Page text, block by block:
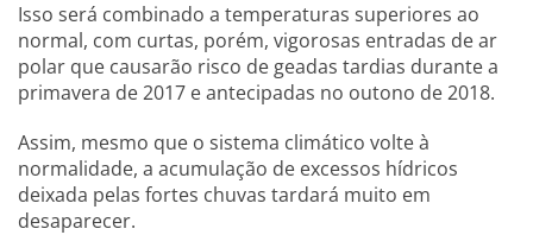
Isso será combinado a temperaturas superiores ao
normal, com curtas, porém, vigorosas entradas de ar
polar que causarão risco de geadas tardias durante a
primavera de 2017 e antecipadas no outono de 2018.
Assim, mesmo que o sistema climático volte à
normalidade, a acumulação de excessos hídricos
deixada pelas fortes chuvas tardará muito em
desaparecer.